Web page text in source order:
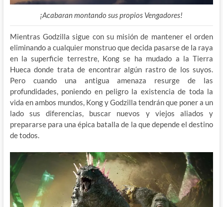
¡Acabaran montando sus propios Vengadores!
Mientras Godzilla sigue con su misión de mantener el orden
eliminando a cualquier monstruo que decida pasarse de la raya
en la superficie terrestre, Kong se ha mudado a la Tierra
Hueca donde trata de encontrar algún rastro de los suyos.
Pero cuando una antigua amenaza resurge de las
profundidades, poniendo en peligro la existencia de toda la
vida en ambos mundos, Kong y Godzilla tendrán que poner a un
lado sus diferencias, buscar nuevos y viejos aliados y
prepararse para una épica batalla de la que depende el destino
de todos.